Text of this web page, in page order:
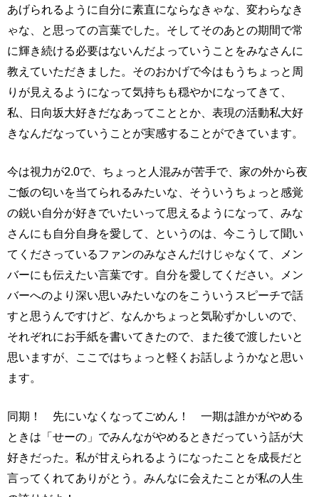
あげられるように自分に素直にならなきゃな、変わらなき
ゃな、と思っての言葉でした。そしてそのあとの期間で常
に輝き続ける必要はないんだよっていうことをみなさんに
教えていただきました。そのおかげで今はもうちょっと周
りが見えるようになって気持ちも穏やかになってきて、
私、日向坂大好きだなあってこととか、表現の活動私大好
きなんだなっていうことが実感することができています。
今は視力が2.0で、ちょっと人混みが苦手で、家の外から夜
ご飯の匂いを当てられるみたいな、そういうちょっと感覚
の鋭い自分が好きでいたいって思えるようになって、みな
さんにも自分自身を愛して、というのは、今こうして聞い
てくださっているファンのみなさんだけじゃなくて、メン
バーにも伝えたい言葉です。自分を愛してください。メン
バーへのより深い思いみたいなのをこういうスピーチで話
すと思うんですけど、なんかちょっと気恥ずかしいので、
それぞれにお手紙を書いてきたので、また後で渡したいと
思いますが、ここではちょっと軽くお話しようかなと思い
ます。
同期！ 先にいなくなってごめん！ 一期は誰かがやめる
ときは「せーの」でみんながやめるときだっていう話が大
好きだった。私が甘えられるようになったことを成長だと
言ってくれてありがとう。みんなに会えたことが私の人生